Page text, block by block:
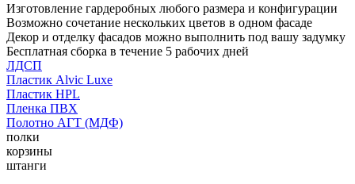
Изготовление гардеробных любого размера и конфигурации
Возможно сочетание нескольких цветов в одном фасаде
Декор и отделку фасадов можно выполнить под вашу задумку
Бесплатная сборка в течение 5 рабочих дней
ЛДСП
Пластик Alvic Luxe
Пластик HPL
Пленка ПВХ
Полотно АГТ (МДФ)
полки
корзины
штанги